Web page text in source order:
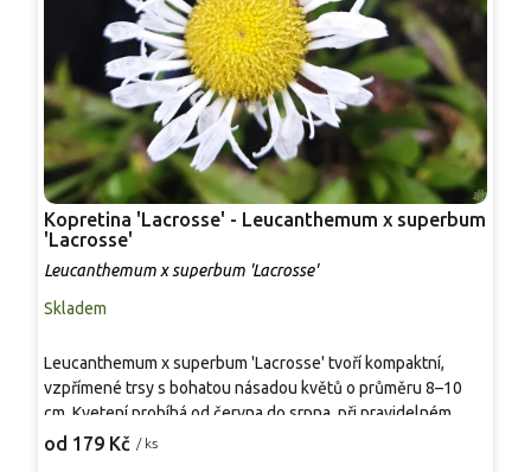
Kopretina 'Lacrosse' - Leucanthemum x superbum
'Lacrosse'
Leucanthemum x superbum 'Lacrosse'
Skladem
od 179 Kč / ks
Leucanthemum x superbum 'Lacrosse' tvoří kompaktní,
vzpřímené trsy s bohatou násadou květů o průměru 8–10
cm. Kvetení probíhá od června do srpna, při pravidelném
odstraňování odkvetlých úborů se prodlužuje do pozdního